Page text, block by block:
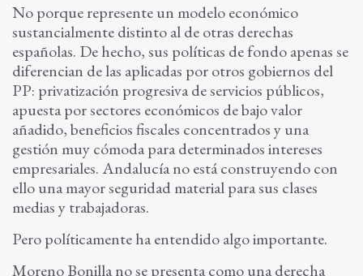
No porque represente un modelo económico
sustancialmente distinto al de otras derechas
españolas. De hecho, sus políticas de fondo apenas se
diferencian de las aplicadas por otros gobiernos del
PP: privatización progresiva de servicios públicos,
apuesta por sectores económicos de bajo valor
añadido, beneficios fiscales concentrados y una
gestión muy cómoda para determinados intereses
empresariales. Andalucía no está construyendo con
ello una mayor seguridad material para sus clases
medias y trabajadoras.
Pero políticamente ha entendido algo importante.
Moreno Bonilla no se presenta como una derecha